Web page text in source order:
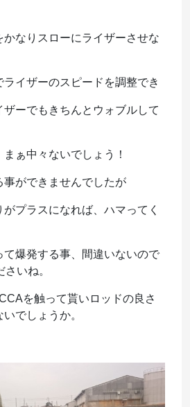
かなりスローにライザーさせな
イザーのスピードを調整でき
ーでもきちんとウォブルして
ぁ中々ないでしょう！
事ができませんでしたが
プラスになれば、ハマってく
て爆発する事、間違いないので
いね。
を触って貰いロッドの良さ
でしょうか。